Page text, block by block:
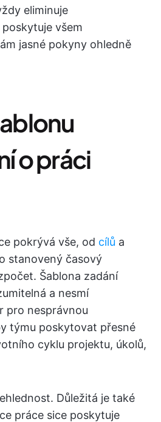
eliminuje
všem
jasné pokyny ohledně
o práci
pokrývá vše, od cílů a
stanovený časový
Šablona zadání
a nesmí
pro nesprávnou
týmu poskytovat přesné
cyklu projektu, úkolů,
Důležitá je také
práce sice poskytuje